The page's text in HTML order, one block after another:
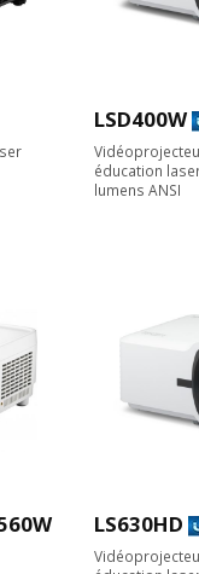
LSD400W
éducation
lumens ANSI
LS630HD